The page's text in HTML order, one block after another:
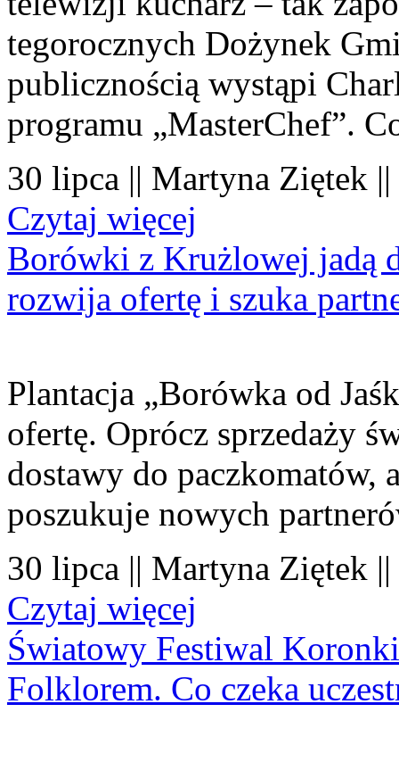
tegorocznych Dożynek
publicznością wystąpi
programu „MasterChef”.
30 lipca || Martyna Ziętek
Czytaj więcej
Borówki z Krużlowej jadą
rozwija ofertę i szuka
Plantacja „Borówka od
ofertę. Oprócz sprzedaży
dostawy do paczkomatów,
poszukuje nowych
30 lipca || Martyna Ziętek
Czytaj więcej
Światowy Festiwal
Folklorem. Co czeka